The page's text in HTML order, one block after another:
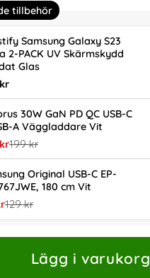
tillbehör
Samsung Galaxy S23
2-PACK UV Skärmskydd
Glas
30W GaN PD QC USB-C
A Väggladdare Vit
tidigare pris
199 kr
Original USB-C EP-
180 cm Vit
tidigare pris
129 kr
Lägg i varukorg